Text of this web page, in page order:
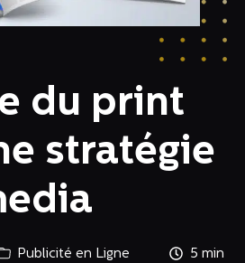
du print
stratégie
Publicité en Ligne 5